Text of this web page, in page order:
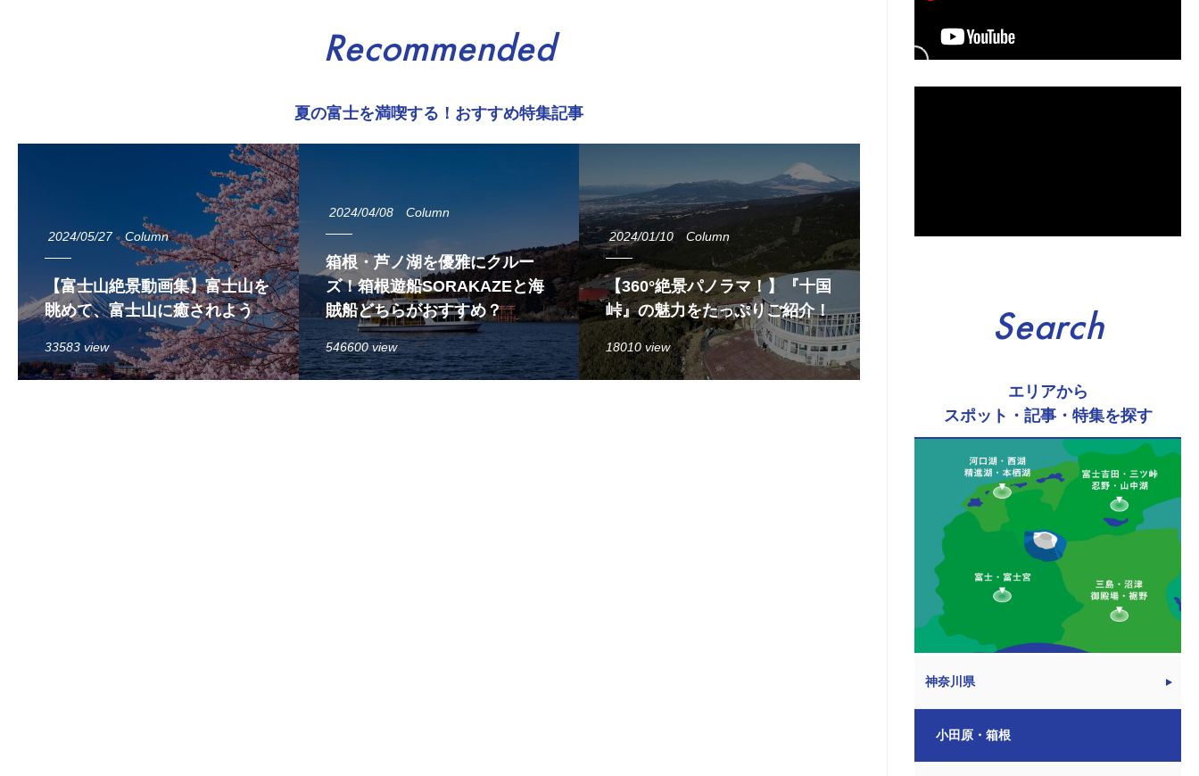
Recommended
夏の富士を満喫する！おすすめ特集記事
2024/05/27 Column
【富士山絶景動画集】富士山を
眺めて、富士山に癒されよう
33583 view
2024/04/08 Column
箱根・芦ノ湖を優雅にクルー
ズ！箱根遊船SORAKAZEと海
賊船どちらがおすすめ？
546600 view
2024/01/10 Column
【360°絶景パノラマ！】『十国
峠』の魅力をたっぷりご紹介！
18010 view Search
エリアから
スポット・記事・特集を探す
神奈川県
小田原・箱根